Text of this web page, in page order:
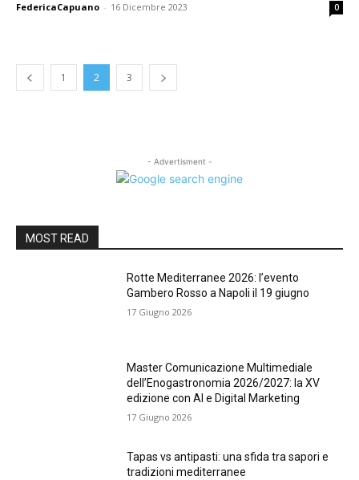
FedericaCapuano - 16 Dicembre 2023 0
1 2 3
- Advertisment -
MOST READ
Rotte Mediterranee 2026: l’evento
Gambero Rosso a Napoli il 19 giugno
17 Giugno 2026
Master Comunicazione Multimediale
dell’Enogastronomia 2026/2027: la XV
edizione con AI e Digital Marketing
17 Giugno 2026
Tapas vs antipasti: una sfida tra sapori e
tradizioni mediterranee